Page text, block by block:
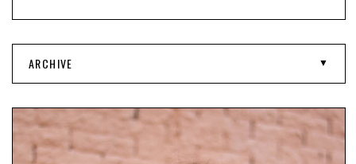
ARCHIVE